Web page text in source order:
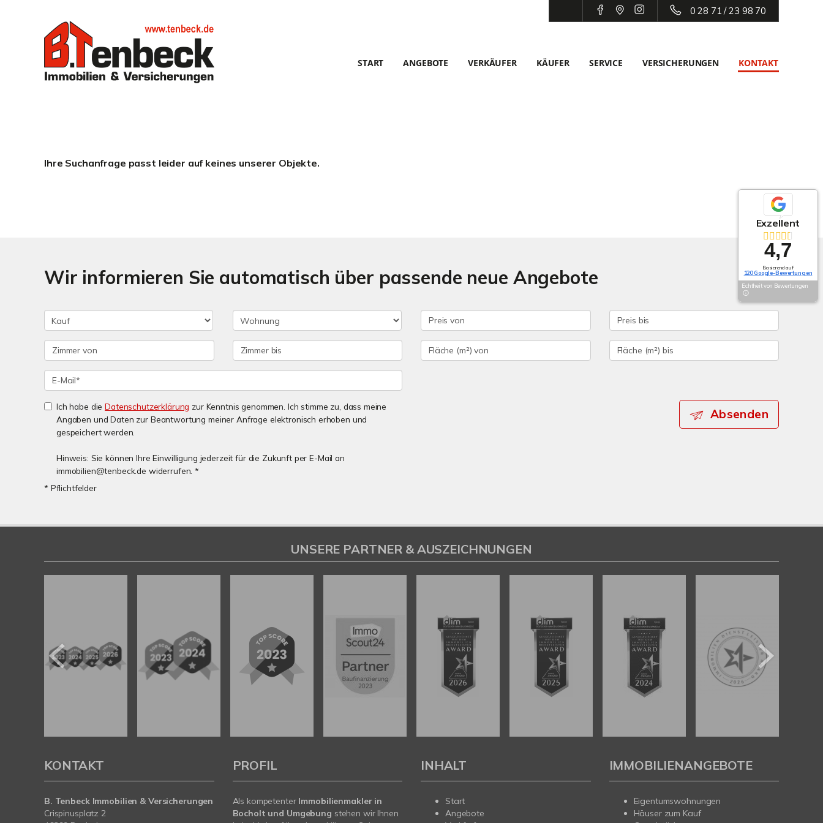
0 28 71 / 23 98 70
START ANGEBOTE VERKÄUFER KÄUFER SERVICE VERSICHERUNGEN KONTAKT
Ihre Suchanfrage passt leider auf keines unserer Objekte.
Wir informieren Sie automatisch über passende neue Angebote
Ich habe dieDatenschutzerklärung zur Kenntnis genommen. Ich stimme zu, dass meine
Angaben und Daten zur Beantwortung meiner Anfrage elektronisch erhoben und
gespeichert werden.
Hinweis: Sie können Ihre Einwilligung jederzeit für die Zukunft per E-Mail an
immobilien@tenbeck.de widerrufen. *
* Pflichtfelder
Absenden
Exzellent
4,7
Basierend auf
120 Google-Bewertungen
Echtheit von Bewertungen
UNSERE PARTNER & AUSZEICHNUNGEN
KONTAKT
B. Tenbeck Immobilien & Versicherungen
Crispinusplatz 2
PROFIL
Als kompetenter Immobilienmakler in
Bocholt und Umgebung stehen wir Ihnen
INHALT
Start
Angebote
IMMOBILIENANGEBOTE
Eigentumswohnungen
Häuser zum Kauf